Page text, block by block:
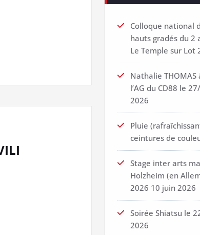
Colloque national
hauts gradés du 2
Le Temple sur Lot
Nathalie THOMAS
l’AG du CD88 le
2026
Pluie
ceintures de
Stage inter arts
Holzheim (en
2026 10 juin 2026
Soirée Shiatsu le
2026